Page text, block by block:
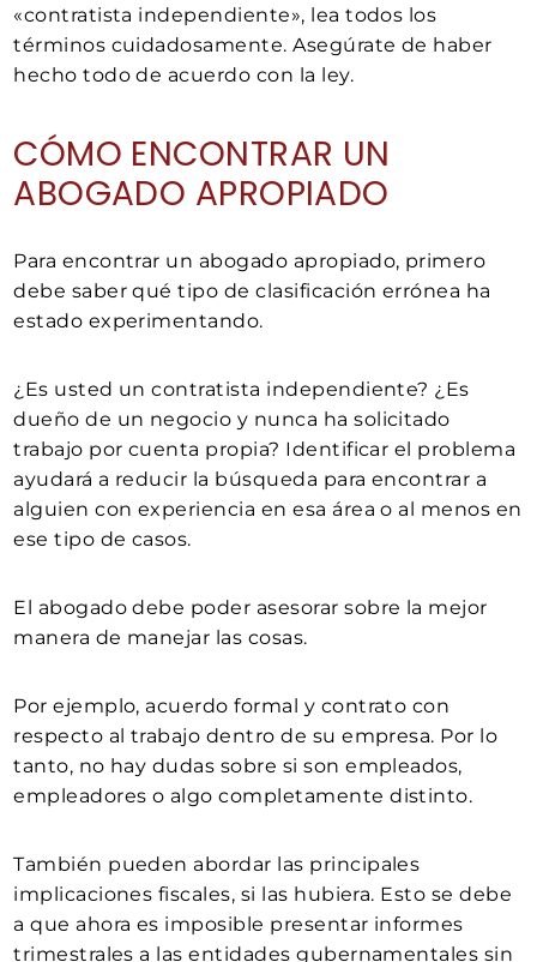
«contratista independiente», lea todos los
términos cuidadosamente. Asegúrate de haber
hecho todo de acuerdo con la ley.
CÓMO ENCONTRAR UN
ABOGADO APROPIADO
Para encontrar un abogado apropiado, primero
debe saber qué tipo de clasificación errónea ha
estado experimentando.
¿Es usted un contratista independiente? ¿Es
dueño de un negocio y nunca ha solicitado
trabajo por cuenta propia? Identificar el problema
ayudará a reducir la búsqueda para encontrar a
alguien con experiencia en esa área o al menos en
ese tipo de casos.
El abogado debe poder asesorar sobre la mejor
manera de manejar las cosas.
Por ejemplo, acuerdo formal y contrato con
respecto al trabajo dentro de su empresa. Por lo
tanto, no hay dudas sobre si son empleados,
empleadores o algo completamente distinto.
También pueden abordar las principales
implicaciones fiscales, si las hubiera. Esto se debe
a que ahora es imposible presentar informes
trimestrales a las entidades gubernamentales sin